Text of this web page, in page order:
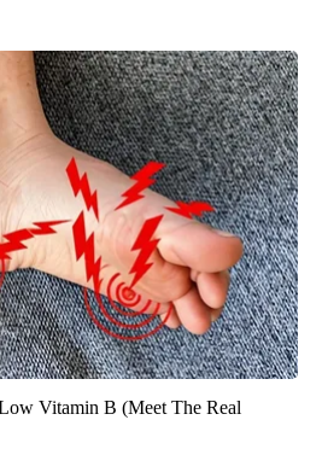
Vitamin B (Meet The Real